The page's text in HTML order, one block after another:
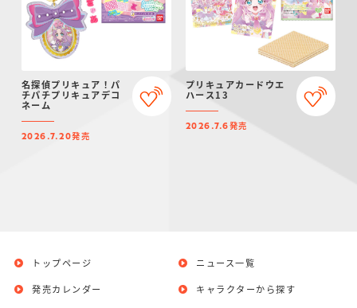
名探偵プリキュア！パ
チパチプリキュアデコ
ネーム
2026.7.20発売
プリキュアカードウエ
ハース13
2026.7.6発売
トップページ
発売カレンダー
ニュース一覧
キャラクターから探す